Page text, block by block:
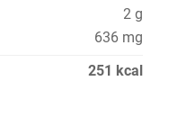
2 g
636 mg
251 kcal